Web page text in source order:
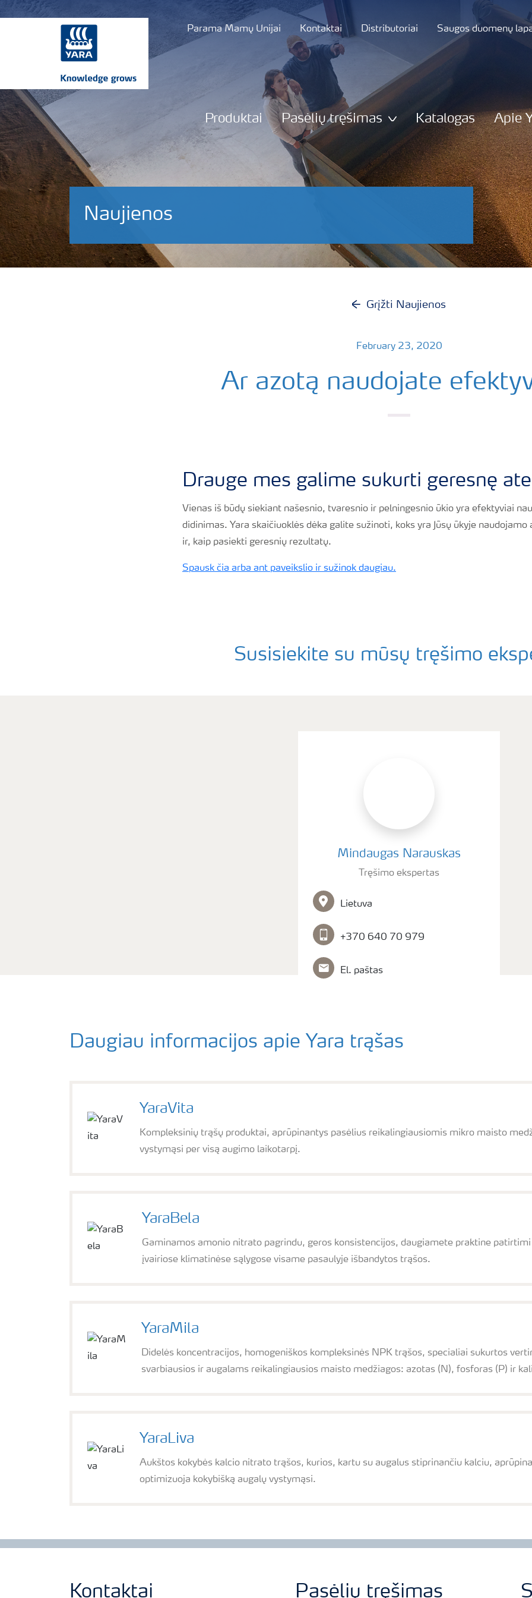
Parama Mamų Unijai Kontaktai Distributoriai Saugos duomenų
Produktai Pasėlių tręšimas Katalogas Apie
Naujienos
Grįžti Naujienos
February 23, 2020
Ar azotą naudojate
Drauge mes galime sukurti geresnę
Vienas iš būdų siekiant našesnio, tvaresnio ir pelningesnio ūkio yra efektyviai
didinimas. Yara skaičiuoklės dėka galite sužinoti, koks yra Jūsų ūkyje
ir, kaip pasiekti geresnių rezultatų.
Spausk čia arba ant paveikslio ir sužinok daugiau.
Susisiekite su mūsų tręšimo
Mindaugas Narauskas
Tręšimo ekspertas
Lietuva
+370 640 70 979
El. paštas
Daugiau informacijos apie Yara trąšas
YaraVita
Kompleksinių trąšų produktai, aprūpinantys pasėlius reikalingiausiomis mikro maisto
vystymąsi per visą augimo laikotarpį.
YaraBela
Gaminamos amonio nitrato pagrindu, geros konsistencijos, daugiamete praktine
įvairiose klimatinėse sąlygose visame pasaulyje išbandytos trąšos.
YaraMila
Didelės koncentracijos, homogeniškos kompleksinės NPK trąšos, specialiai sukurtos
svarbiausios ir augalams reikalingiausios maisto medžiagos: azotas (N), fosforas (P) ir
YaraLiva
Aukštos kokybės kalcio nitrato trąšos, kurios, kartu su augalus stiprinančiu kalciu,
optimizuoja kokybišką augalų vystymąsi.
Kontaktai Pasėlių tręšimas